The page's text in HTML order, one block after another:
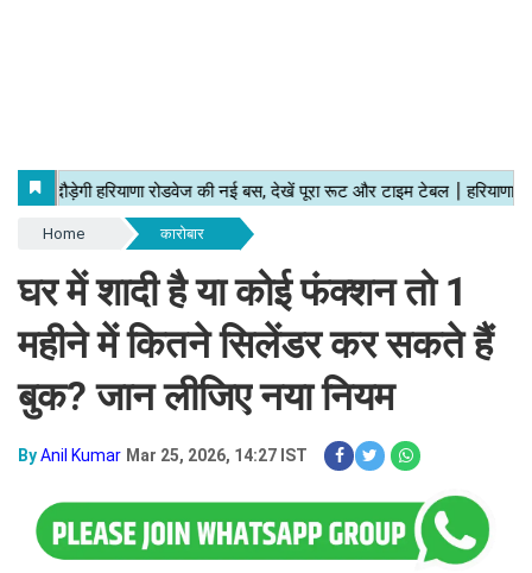
Home कारोबार
घर में शादी है या कोई फंक्शन तो 1
महीने में कितने सिलेंडर कर सकते हैं
बुक? जान लीजिए नया नियम
ByAnil Kumar Mar 25, 2026, 14:27 IST